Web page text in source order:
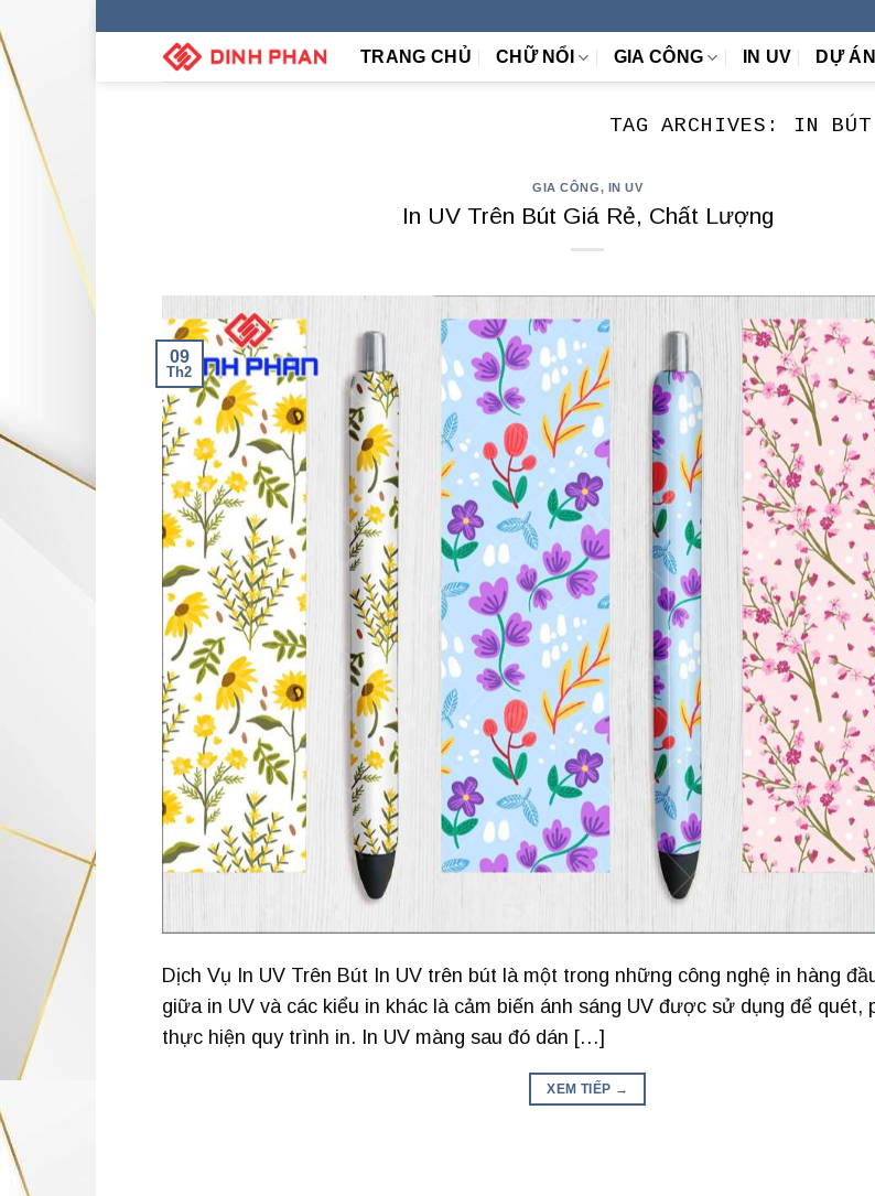
TRANG CHỦ CHỮ NỔI GIA CÔNG IN UV DỰ ÁN
TAG ARCHIVES: IN BÚT
GIA CÔNG, IN UV
In UV Trên Bút Giá Rẻ, Chất Lượng
09
Th2
Dịch Vụ In UV Trên Bút In UV trên bút là một trong những công nghệ in hàng
giữa in UV và các kiểu in khác là cảm biến ánh sáng UV được sử dụng để quét,
thực hiện quy trình in. In UV màng sau đó dán […]
XEM TIẾP →